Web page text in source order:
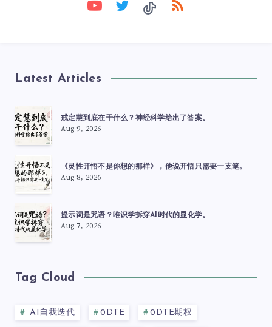
Latest Articles
戒定慧到底在干什么？神经科学给出了答案。
Aug 9, 2026
《灵性开悟不是你想的那样》，他说开悟只需要一支笔。
Aug 8, 2026
提示词是咒语？唯识学拆穿AI时代的显化学。
Aug 7, 2026
Tag Cloud
AI自我迭代 0DTE 0DTE期权